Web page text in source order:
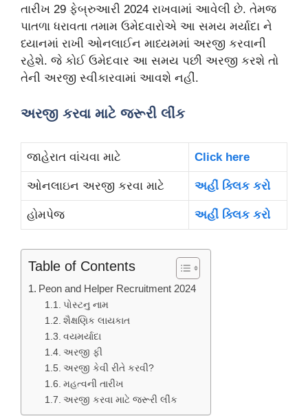
તારીખ 29 ફેબ્રુઆરી 2024 રાખવામાં આવેલી છે. તેમજ
પાતળા ધરાવતા તમામ ઉમેદવારોએ આ સમય મર્યાદા ને
ધ્યાનમાં રાખી ઓનલાઈન માધ્યમમાં અરજી કરવાની
રહેશે. જે કોઈ ઉમેદવાર આ સમય પછી અરજી કરશે તો
તેની અરજી સ્વીકારવામાં આવશે નહીં.
અરજી કરવા માટે જરૂરી લીંક
જાહેરાત વાંચવા માટે Click here
ઓનલાઇન અરજી કરવા માટે અહીં ક્લિક કરો
હોમપેજ અહીં ક્લિક કરો
Table of Contents
Peon and Helper Recruitment 2024
પોસ્ટનુ નામ
શૈક્ષણિક લાયકાત
વયમર્યાદા
અરજી ફી
અરજી કેવી રીતે કરવી?
મહત્વની તારીખ
અરજી કરવા માટે જરૂરી લીંક